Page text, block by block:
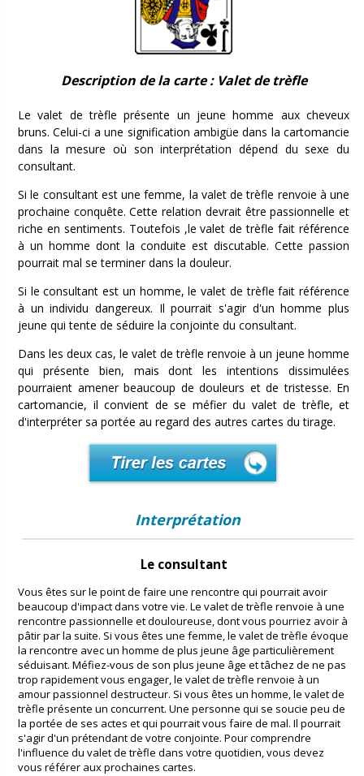
Description de la carte : Valet de trèfle
Le valet de trèfle présente un jeune homme aux cheveux
bruns. Celui-ci a une signification ambigüe dans la cartomancie
dans la mesure où son interprétation dépend du sexe du
consultant.
Si le consultant est une femme, la valet de trèfle renvoie à une
prochaine conquête. Cette relation devrait être passionnelle et
riche en sentiments. Toutefois ,le valet de trèfle fait référence
à un homme dont la conduite est discutable. Cette passion
pourrait mal se terminer dans la douleur.
Si le consultant est un homme, le valet de trèfle fait référence
à un individu dangereux. Il pourrait s'agir d'un homme plus
jeune qui tente de séduire la conjointe du consultant.
Dans les deux cas, le valet de trèfle renvoie à un jeune homme
qui présente bien, mais dont les intentions dissimulées
pourraient amener beaucoup de douleurs et de tristesse. En
cartomancie, il convient de se méfier du valet de trèfle, et
d'interpréter sa portée au regard des autres cartes du tirage.
Interprétation
Le consultant
Vous êtes sur le point de faire une rencontre qui pourrait avoir
beaucoup d'impact dans votre vie. Le valet de trèfle renvoie à une
rencontre passionnelle et douloureuse, dont vous pourriez avoir à
pâtir par la suite. Si vous êtes une femme, le valet de trèfle évoque
la rencontre avec un homme de plus jeune âge particulièrement
séduisant. Méfiez-vous de son plus jeune âge et tâchez de ne pas
trop rapidement vous engager, le valet de trèfle renvoie à un
amour passionnel destructeur. Si vous êtes un homme, le valet de
trèfle présente un concurrent. Une personne qui se soucie peu de
la portée de ses actes et qui pourrait vous faire de mal. Il pourrait
s'agir d'un prétendant de votre conjointe. Pour comprendre
l'influence du valet de trèfle dans votre quotidien, vous devez
vous référer aux prochaines cartes.